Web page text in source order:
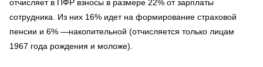
отчисляет в ПФР взносы в размере 22% от зарплаты
сотрудника. Из них 16% идет на формирование страховой
пенсии и 6% —накопительной (отчисляется только лицам
1967 года рождения и моложе).